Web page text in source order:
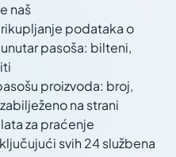
naš
podataka o
pasoša: bilteni,
proizvoda: broj,
na strani
za praćenje
svih 24 službena